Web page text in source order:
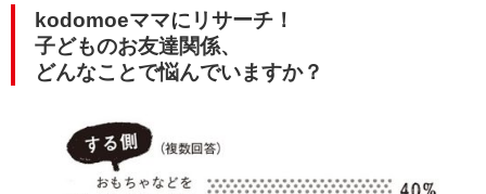
kodomoeママにリサーチ！
子どものお友達関係、
どんなことで悩んでいますか？